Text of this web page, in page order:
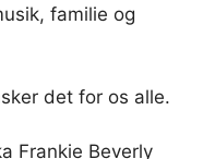
familie og
det for os alle.
Frankie Beverly